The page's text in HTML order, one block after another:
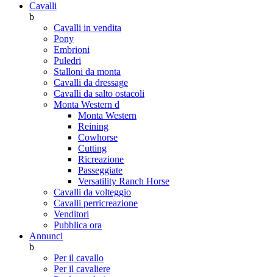
Cavalli
b
Cavalli in vendita
Pony
Embrioni
Puledri
Stalloni da monta
Cavalli da dressage
Cavalli da salto ostacoli
Monta Western d
Monta Western
Reining
Cowhorse
Cutting
Ricreazione
Passeggiate
Versatility Ranch Horse
Cavalli da volteggio
Cavalli perricreazione
Venditori
Pubblica ora
Annunci
b
Per il cavallo
Per il cavaliere